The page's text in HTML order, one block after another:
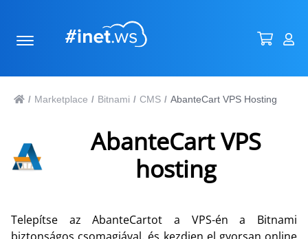
/ Marketplace / Bitnami / CMS / AbanteCart VPS Hosting
AbanteCart VPS
hosting
Telepítse az AbanteCartot a VPS-én a Bitnami